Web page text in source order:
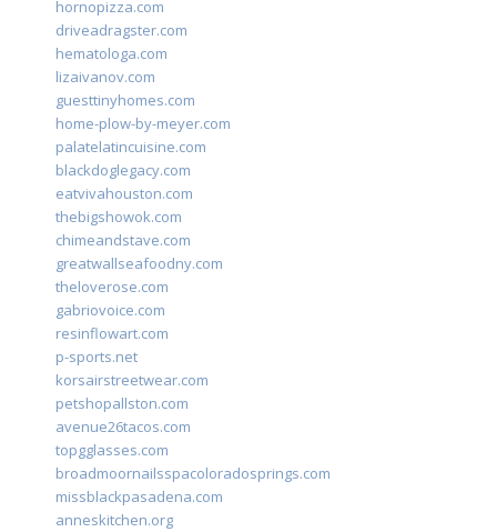
hornopizza.com
driveadragster.com
hematologa.com
lizaivanov.com
guesttinyhomes.com
home-plow-by-meyer.com
palatelatincuisine.com
blackdoglegacy.com
eatvivahouston.com
thebigshowok.com
chimeandstave.com
greatwallseafoodny.com
theloverose.com
gabriovoice.com
resinflowart.com
p-sports.net
korsairstreetwear.com
petshopallston.com
avenue26tacos.com
topgglasses.com
broadmoornailsspacoloradosprings.com
missblackpasadena.com
anneskitchen.org